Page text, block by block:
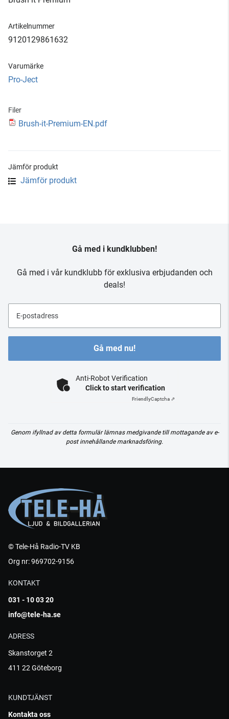
Artikelnummer
9120129861632
Varumärke
Pro-Ject
Filer
Brush-it-Premium-EN.pdf
Jämför produkt
Jämför produkt
Gå med i kundklubben!
Gå med i vår kundklubb för exklusiva erbjudanden och
deals!
E-postadress
Gå med nu!
Anti-Robot Verification
Click to start verification
FriendlyCaptcha ⇗
Genom ifyllnad av detta formulär lämnas medgivande till mottagande av e-
post innehållande marknadsföring.
© Tele-Hå Radio-TV KB
Org nr: 969702-9156
KONTAKT
031 - 10 03 20
info@tele-ha.se
ADRESS
Skanstorget 2
411 22 Göteborg
KUNDTJÄNST
Kontakta oss